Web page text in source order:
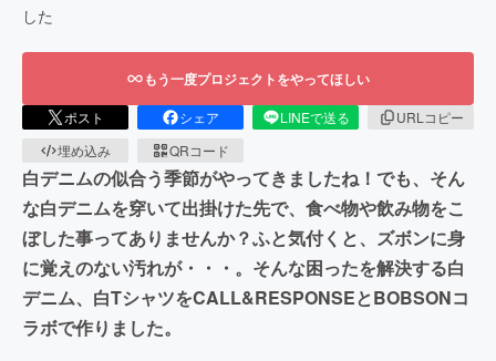
した
もう一度プロジェクトをやってほしい
ポスト シェア LINEで送る
URLコピー
埋め込み
QRコード
白デニムの似合う季節がやってきましたね！でも、そん
な白デニムを穿いて出掛けた先で、食べ物や飲み物をこ
ぼした事ってありませんか？ふと気付くと、ズボンに身
に覚えのない汚れが・・・。そんな困ったを解決する白
デニム、白TシャツをCALL&RESPONSEとBOBSONコ
ラボで作りました。